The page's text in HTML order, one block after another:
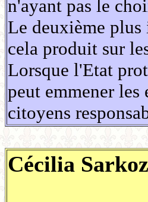
n'ayant pas le
Le deuxième plus
cela produit sur
Lorsque l'Etat
peut emmener
citoyens
Cécilia